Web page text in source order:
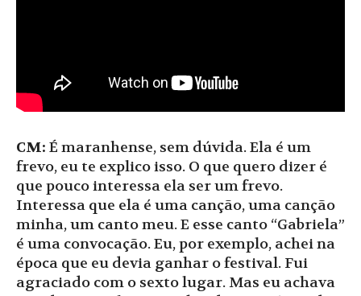
CM: É maranhense, sem dúvida. Ela é um
frevo, eu te explico isso. O que quero dizer é
que pouco interessa ela ser um frevo.
Interessa que ela é uma canção, uma canção
minha, um canto meu. E esse canto “Gabriela”
é uma convocação. Eu, por exemplo, achei na
época que eu devia ganhar o festival. Fui
agraciado com o sexto lugar. Mas eu achava